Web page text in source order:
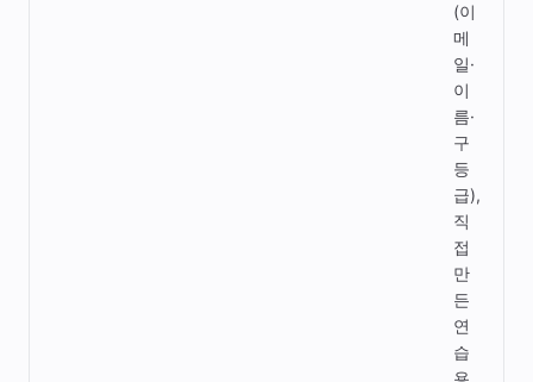
(이
메
일·
이
름·
구
등
급),
직
접
만
든
연
습
용